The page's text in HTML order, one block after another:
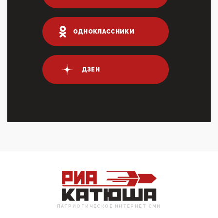
03:01, 10 Апреля 2026
что союзники просили Киев не наносить удары по
энергети...
01:54, 10 Апреля 2026
ПрезидентПутинвчера вечером обьявил
Пасхальное перемирие с 16 часов субботы до конца
дня Воскресен...
01:09, 10 Апреля 2026
Честно говоря, ситуация с продвижением через
российские крупнейшие СМИ персоны Эррола
Маска (отца Ил...
ОДНОКЛАССНИКИ
ДЗЕН
ПАТРИОТИЧЕСКОЕ ИНТЕРНЕТ СМИ